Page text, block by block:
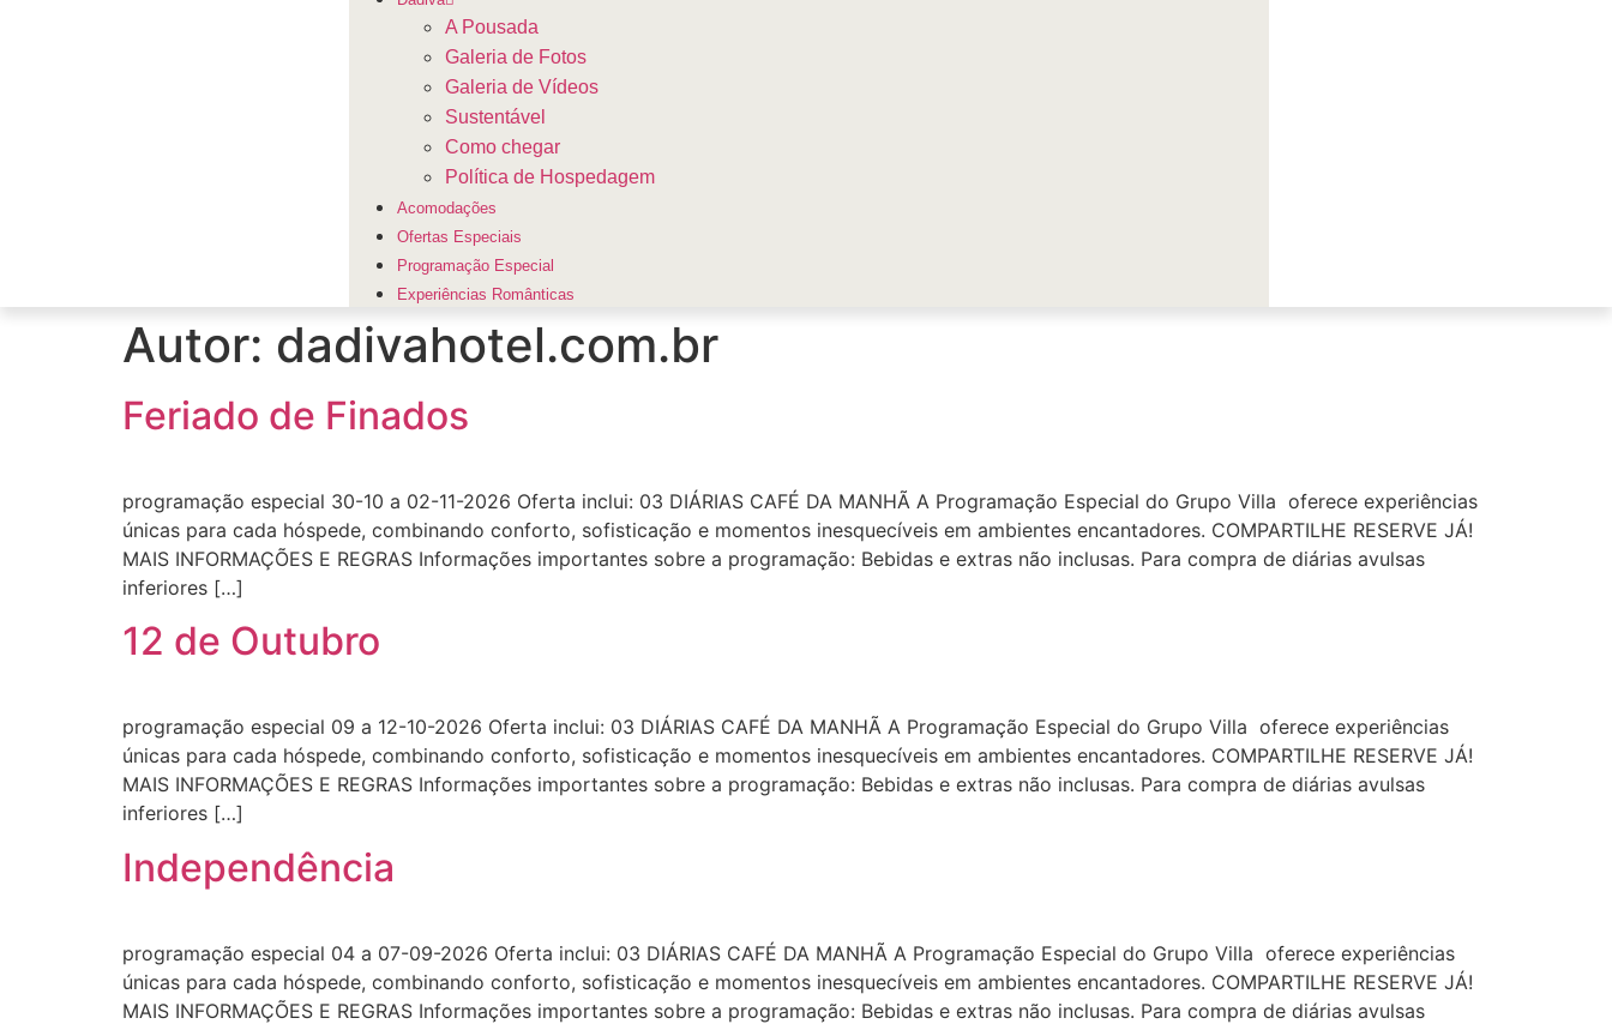
A Pousada
Galeria de Fotos
Galeria de Vídeos
Sustentável
Como chegar
Política de Hospedagem
Acomodações
Ofertas Especiais
Programação Especial
Experiências Românticas
Autor: dadivahotel.com.br
Feriado de Finados
programação especial 30-10 a 02-11-2026 Oferta inclui: 03 DIÁRIAS CAFÉ DA MANHÃ A Programação Especial do Grupo Villa oferece experiências
únicas para cada hóspede, combinando conforto, sofisticação e momentos inesquecíveis em ambientes encantadores. COMPARTILHE RESERVE JÁ!
MAIS INFORMAÇÕES E REGRAS Informações importantes sobre a programação: Bebidas e extras não inclusas. Para compra de diárias avulsas
inferiores […]
12 de Outubro
programação especial 09 a 12-10-2026 Oferta inclui: 03 DIÁRIAS CAFÉ DA MANHÃ A Programação Especial do Grupo Villa oferece experiências
únicas para cada hóspede, combinando conforto, sofisticação e momentos inesquecíveis em ambientes encantadores. COMPARTILHE RESERVE JÁ!
MAIS INFORMAÇÕES E REGRAS Informações importantes sobre a programação: Bebidas e extras não inclusas. Para compra de diárias avulsas
inferiores […]
Independência
programação especial 04 a 07-09-2026 Oferta inclui: 03 DIÁRIAS CAFÉ DA MANHÃ A Programação Especial do Grupo Villa oferece experiências
únicas para cada hóspede, combinando conforto, sofisticação e momentos inesquecíveis em ambientes encantadores. COMPARTILHE RESERVE JÁ!
MAIS INFORMAÇÕES E REGRAS Informações importantes sobre a programação: Bebidas e extras não inclusas. Para compra de diárias avulsas